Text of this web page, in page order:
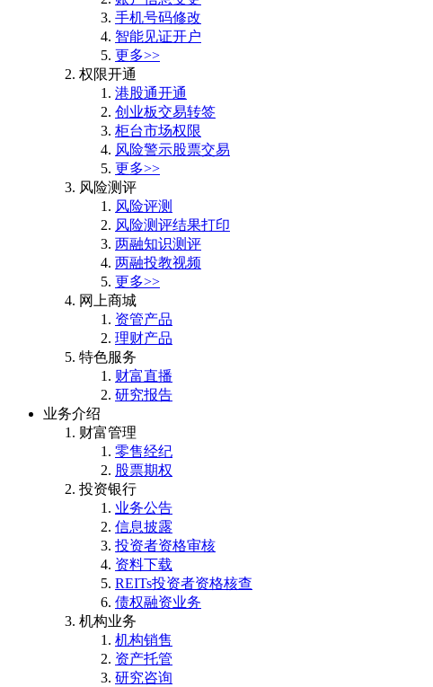
手机号码修改
智能见证开户
更多>>
权限开通
港股通开通
创业板交易转签
柜台市场权限
风险警示股票交易
更多>>
风险测评
风险评测
风险测评结果打印
两融知识测评
两融投教视频
更多>>
网上商城
资管产品
理财产品
特色服务
财富直播
研究报告
业务介绍
财富管理
零售经纪
股票期权
投资银行
业务公告
信息披露
投资者资格审核
资料下载
REITs投资者资格核查
债权融资业务
机构业务
机构销售
资产托管
研究咨询